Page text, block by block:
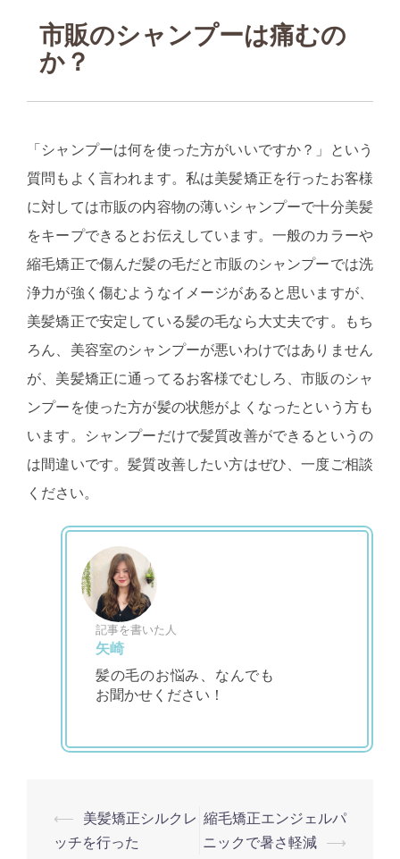
市販のシャンプーは痛むの
か？
「シャンプーは何を使った方がいいですか？」という
質問もよく言われます。私は美髪矯正を行ったお客様
に対しては市販の内容物の薄いシャンプーで十分美髪
をキープできるとお伝えしています。一般のカラーや
縮毛矯正で傷んだ髪の毛だと市販のシャンプーでは洗
浄力が強く傷むようなイメージがあると思いますが、
美髪矯正で安定している髪の毛なら大丈夫です。もち
ろん、美容室のシャンプーが悪いわけではありません
が、美髪矯正に通ってるお客様でむしろ、市販のシャ
ンプーを使った方が髪の状態がよくなったという方も
います。シャンプーだけで髪質改善ができるというの
は間違いです。髪質改善したい方はぜひ、一度ご相談
ください。
記事を書いた人
矢崎
髪の毛のお悩み、なんでも
お聞かせください！
投
⟵
美髪矯正シルクレ
ッチを行った
縮毛矯正エンジェルパ
ニックで暑さ軽減
⟶